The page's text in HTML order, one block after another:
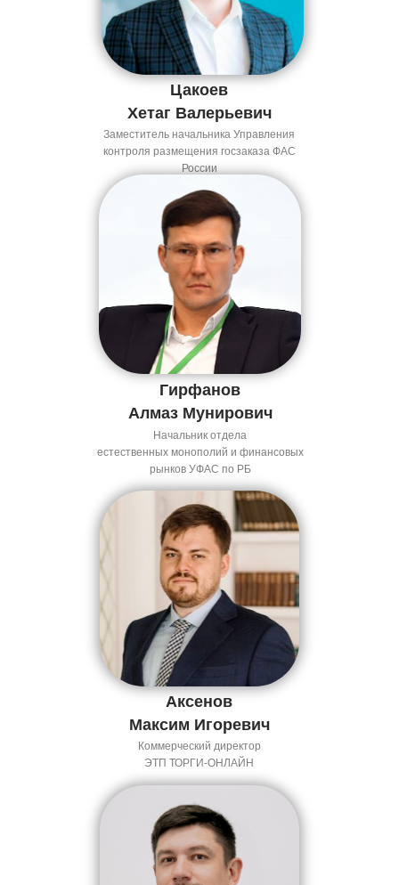
Заместитель начальника Управления
контроля размещения госзаказа ФАС
России
Цакоев
Хетаг Валерьевич
Гирфанов
Алмаз Мунирович
Начальник отдела
естественных монополий и финансовых
рынков УФАС по РБ
Аксенов
Максим Игоревич
Коммерческий директор
ЭТП ТОРГИ-ОНЛАЙН